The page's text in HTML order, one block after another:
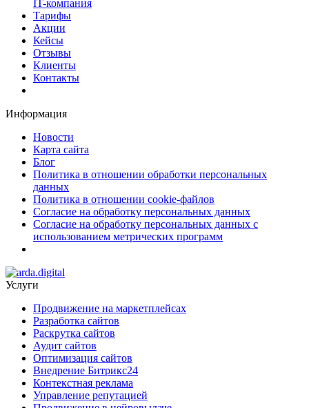
IT-компания
Тарифы
Акции
Кейсы
Отзывы
Клиенты
Контакты
Информация
Новости
Карта сайта
Блог
Политика в отношении обработки персональных
данных
Политика в отношении cookie-файлов
Согласие на обработку персональных данных
Согласие на обработку персональных данных с
использованием метрических программ
Услуги
Продвижение на маркетплейсах
Разработка сайтов
Раскрутка сайтов
Аудит сайтов
Оптимизация сайтов
Внедрение Битрикс24
Контекстная реклама
Управление репутацией